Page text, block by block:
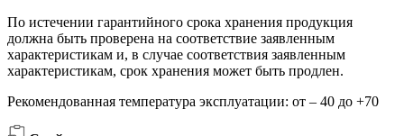
По истечении гарантийного срока хранения продукция
должна быть проверена на соответствие заявленным
характеристикам и, в случае соответствия заявленным
характеристикам, срок хранения может быть продлен.
Рекомендованная температура эксплуатации: от – 40 до +70